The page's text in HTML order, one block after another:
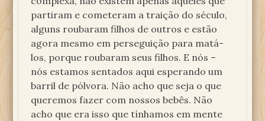
partiram e cometeram a traição do século,
alguns roubaram filhos de outros e estão
agora mesmo em perseguição para matá-
los, porque roubaram seus filhos. E nós –
nós estamos sentados aqui esperando um
barril de pólvora. Não acho que seja o que
queremos fazer com nossos bebês. Não
acho que era isso que tínhamos em mente